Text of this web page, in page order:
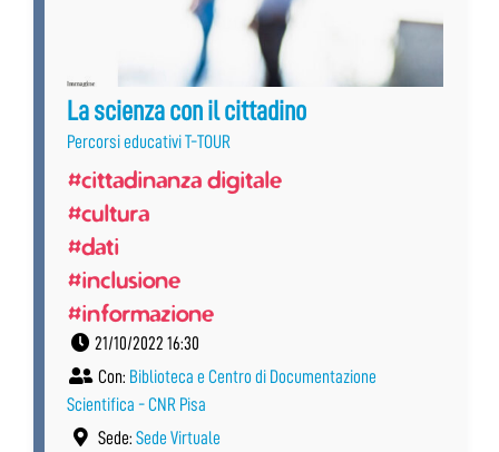
La scienza con il cittadino
Percorsi educativi T-TOUR
#cittadinanza digitale
#cultura
#dati
#inclusione
#informazione
21/10/2022 16:30
Con: Biblioteca e Centro di Documentazione
Scientifica - CNR Pisa
Sede: Sede Virtuale